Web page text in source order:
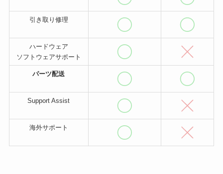
引き取り修理
ハードウェア
ソフトウェアサポート
パーツ配送
Support Assist
海外サポート